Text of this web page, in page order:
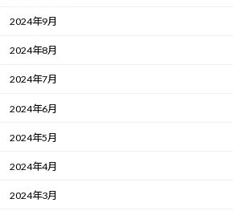
2024年9月
2024年8月
2024年7月
2024年6月
2024年5月
2024年4月
2024年3月